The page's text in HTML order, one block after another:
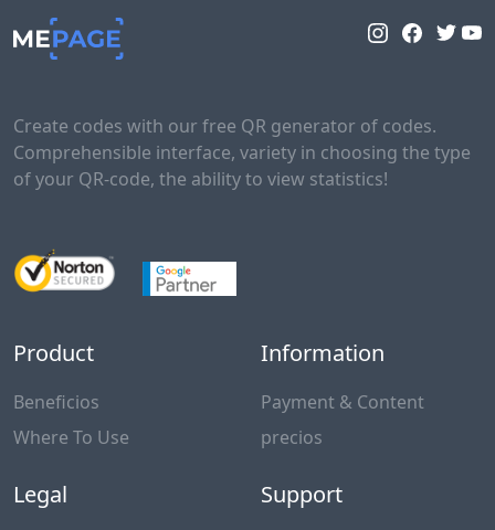
Create codes with our free QR generator of codes.
Comprehensible interface, variety in choosing the type
of your QR-code, the ability to view statistics!
Product
Beneficios
Where To Use
Information
Payment & Content
precios
Legal Support